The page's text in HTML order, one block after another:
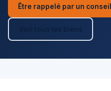
Être rappelé par un
Voir tous les biens